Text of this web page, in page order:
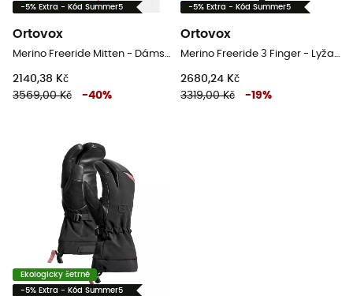
-5% Extra - Kód Summer5
Ortovox
Merino Freeride Mitten - Dámské Rukavice
2140,38 Kč
3569,00 Kč
-40%
-5% Extra - Kód Summer5
Ortovox
Merino Freeride 3 Finger - Lyžařské rukavice
2680,24 Kč
3319,00 Kč
-19%
Ekologicky šetrné
-5% Extra - Kód Summer5